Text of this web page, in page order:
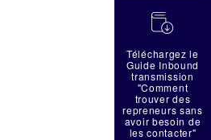
蠟
Téléchargez le
Guide Inbound
transmission
"Comment
trouver des
repreneurs sans
avoir besoin de
les contacter"